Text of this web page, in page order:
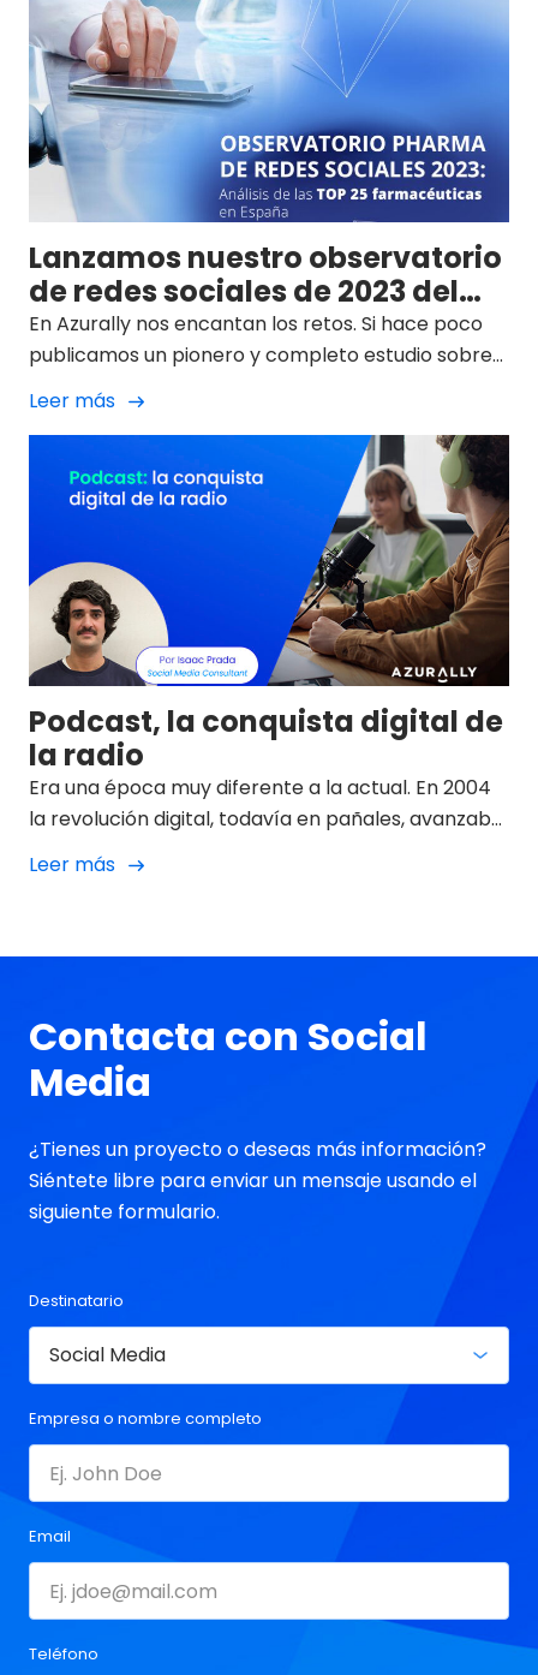
746 millones, cifra que se estima que supere los
800 en un par de años.
Lanzamos nuestro observatorio
de redes sociales de 2023 del
sector pharma
En Azurally nos encantan los retos. Si hace poco
publicamos un pionero y completo estudio sobre
SEO en la industria farmacéutica española
buscadores) desde nuestro área de Life Science, el
siguiente paso lo tuvimos claro desde el principio:
las RRSS del sector en nuestro país.
Leer más
Podcast, la conquista digital de
la radio
Era una época muy diferente a la actual. En 2004
la revolución digital, todavía en pañales, avanzaba
a pasos de gigante. La industria musical temblaba
Leer más
Contacta con Social
Media
¿Tienes un proyecto o deseas más información?
Siéntete libre para enviar un mensaje usando el
siguiente formulario.
Destinatario
Empresa o nombre completo
Email
Teléfono